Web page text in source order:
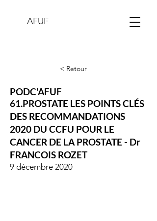
AFUF
< Retour
PODC'AFUF
61.PROSTATE LES POINTS CLÉS
DES RECOMMANDATIONS
2020 DU CCFU POUR LE
CANCER DE LA PROSTATE - Dr
FRANCOIS ROZET
9 décembre 2020